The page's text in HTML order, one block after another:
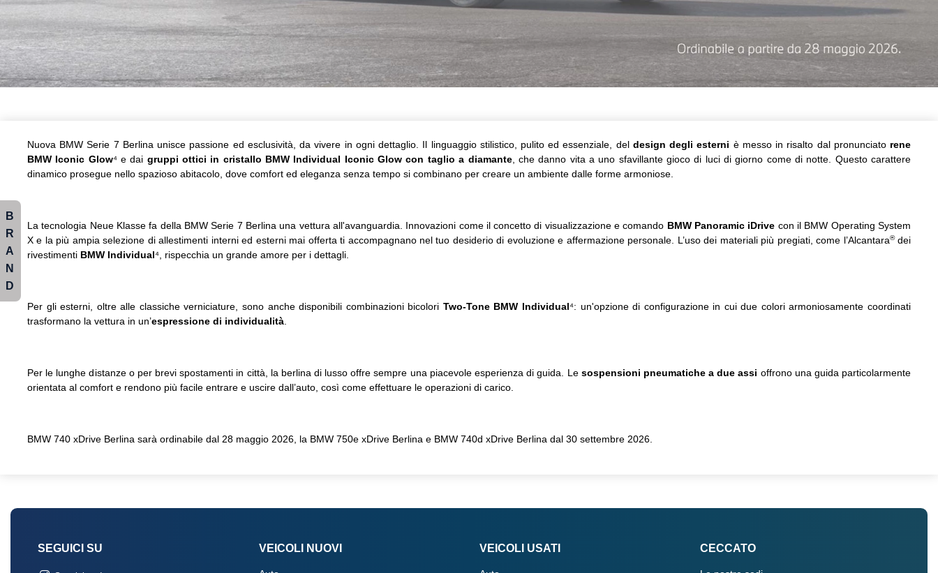
Nuova BMW Serie 7 Berlina unisce passione ed esclusività, da vivere in ogni dettaglio. Il linguaggio stilistico, pulito ed essenziale, del design degli esterni è messo in risalto dal pronunciato rene
BMW Iconic Glow⁴e dai gruppi ottici in cristallo BMW Individual Iconic Glow con taglio a diamante, che danno vita a uno sfavillante gioco di luci di giorno come di notte. Questo carattere
dinamico prosegue nello spazioso abitacolo, dove comfort ed eleganza senza tempo si combinano per creare un ambiente dalle forme armoniose.
La tecnologia Neue Klasse fa della BMW Serie 7 Berlina una vettura all'avanguardia. Innovazioni come il concetto di visualizzazione e comando BMW Panoramic iDrive con il BMW Operating System
X e la più ampia selezione di allestimenti interni ed esterni mai offerta ti accompagnano nel tuo desiderio di evoluzione e affermazione personale. L’uso dei materiali più pregiati, come l’Alcantara®dei
rivestimenti BMW Individual ⁴, rispecchia un grande amore per i dettagli.
Per gli esterni, oltre alle classiche verniciature, sono anche disponibili combinazioni bicolori Two-Tone BMW Individual ⁴: un'opzione di configurazione in cui due colori armoniosamente coordinati
trasformano la vettura in un’espressione di individualità.
Per le lunghe distanze o per brevi spostamenti in città, la berlina di lusso offre sempre una piacevole esperienza di guida. Le sospensioni pneumatiche a due assi offrono una guida particolarmente
orientata al comfort e rendono più facile entrare e uscire dall’auto, così come effettuare le operazioni di carico.
BMW 740 xDrive Berlina sarà ordinabile dal 28 maggio 2026, la BMW 750e xDrive Berlina e BMW 740d xDrive Berlina dal 30 settembre 2026.
SEGUICI SU VEICOLI NUOVI VEICOLI USATI CECCATO
B
R
A
N
D